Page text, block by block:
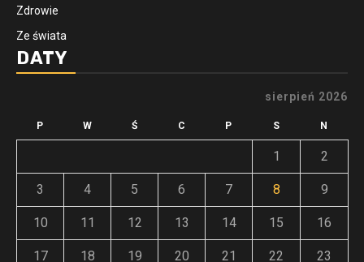
Zdrowie
Ze świata
DATY
sierpień 2026
P W Ś C P S N
1 2
3 4 5 6 7 8 9
10 11 12 13 14 15 16
17 18 19 20 21 22 23